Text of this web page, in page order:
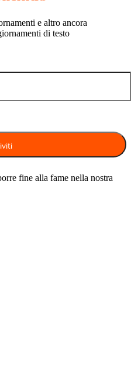
e altro ancora
di testo
fine alla fame nella nostra